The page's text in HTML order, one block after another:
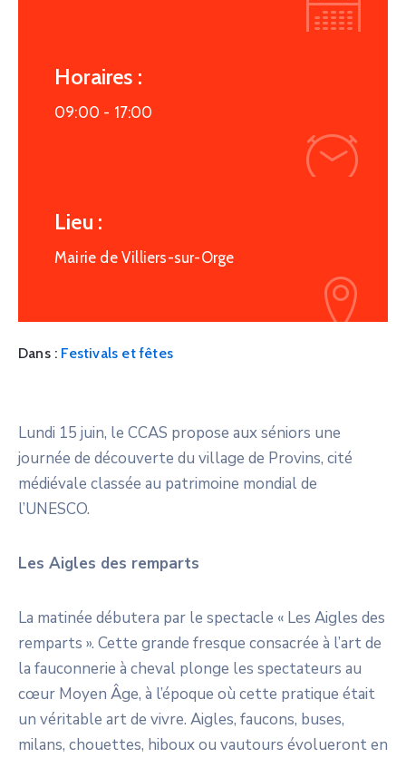
Horaires :
09:00 - 17:00
Lieu :
Mairie de Villiers-sur-Orge
Dans : Festivals et fêtes
Lundi 15 juin, le CCAS propose aux séniors une
journée de découverte du village de Provins, cité
médiévale classée au patrimoine mondial de
l’UNESCO.
Les Aigles des remparts
La matinée débutera par le spectacle « Les Aigles des
remparts ». Cette grande fresque consacrée à l’art de
la fauconnerie à cheval plonge les spectateurs au
cœur Moyen Âge, à l’époque où cette pratique était
un véritable art de vivre. Aigles, faucons, buses,
milans, chouettes, hiboux ou vautours évolueront en